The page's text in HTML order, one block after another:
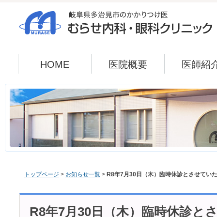
HOME 医院概要 医師紹
トップページ > お知らせ一覧 > R8年7月30日（木）臨時休診とさせてい
R8年7月30日（木）臨時休診と